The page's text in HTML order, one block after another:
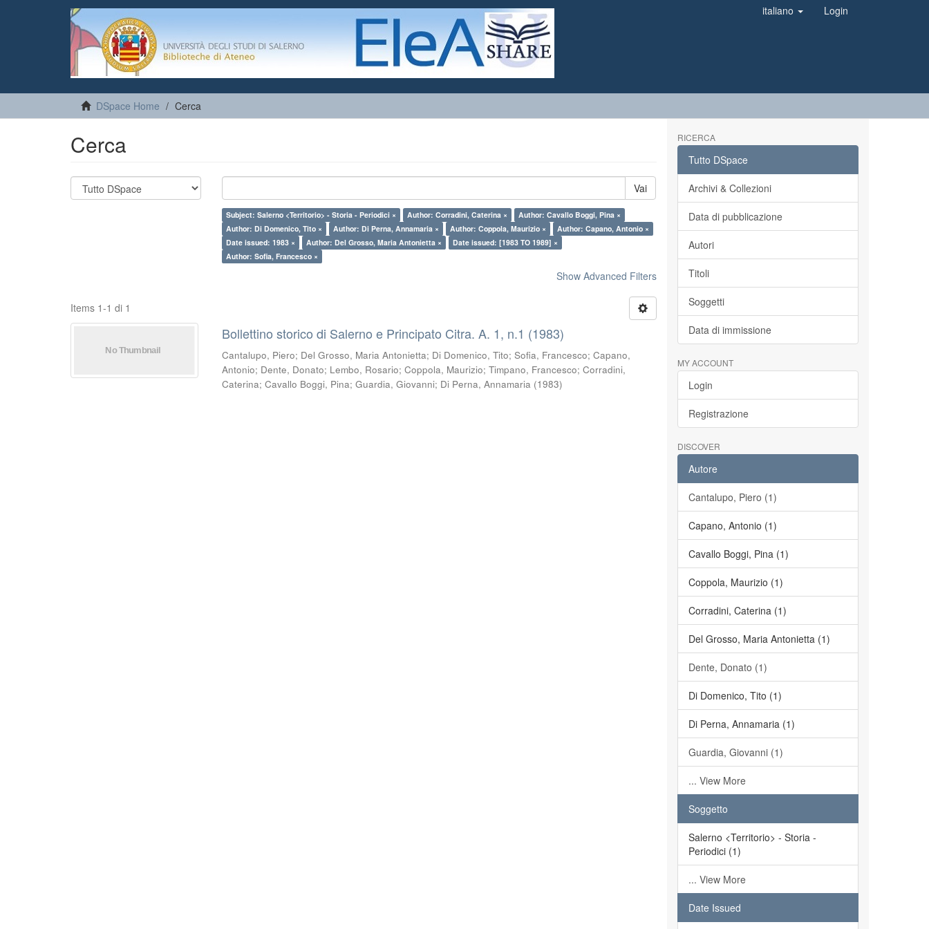
italiano Login
DSpace Home Cerca
Cerca
Vai
Subject: Salerno <Territorio> - Storia - Periodici × Author: Corradini, Caterina ×
Author: Cavallo Boggi, Pina ×
Author: Di Domenico, Tito ×
Author: Di Perna, Annamaria × Author: Coppola, Maurizio ×
Author: Capano, Antonio ×
Date issued: 1983 ×
Author: Del Grosso, Maria Antonietta ×
Date issued: [1983 TO 1989] ×
Author: Sofia, Francesco ×
Show Advanced Filters
Items 1-1 di 1
Bollettino storico di Salerno e Principato Citra. A. 1, n.1 (1983)
Cantalupo, Piero; Del Grosso, Maria Antonietta; Di Domenico, Tito;Sofia, Francesco;Capano,
Antonio; Dente, Donato; Lembo, Rosario;Coppola, Maurizio;Timpano, Francesco;Corradini,
Caterina;Cavallo Boggi, Pina;Guardia, Giovanni; Di Perna, Annamaria (1983)
RICERCA
Tutto DSpace
Archivi & Collezioni
Data di pubblicazione
Autori
Titoli
Soggetti
Data di immissione
MY ACCOUNT
Login
Registrazione
DISCOVER
Autore
Cantalupo, Piero (1)
Capano, Antonio (1)
Cavallo Boggi, Pina (1)
Coppola, Maurizio (1)
Corradini, Caterina (1)
Del Grosso, Maria Antonietta (1)
Dente, Donato (1)
Di Domenico, Tito (1)
Di Perna, Annamaria (1)
Guardia, Giovanni (1)
... View More
Soggetto
Salerno <Territorio> - Storia -
Periodici (1)
... View More
Date Issued